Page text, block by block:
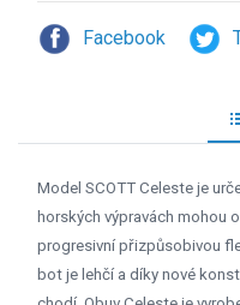
Facebook
Model SCOTT Celeste je
horských výpravách mohou
progresivní přizpůsobivou
bot je lehčí a díky nové